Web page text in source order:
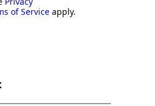
of Service apply.